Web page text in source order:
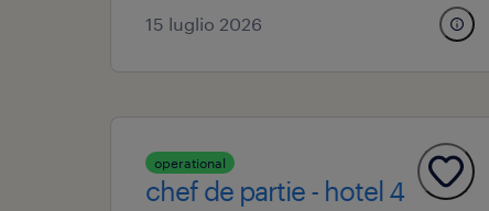
15 luglio 2026
operational
chef de partie - hotel 4